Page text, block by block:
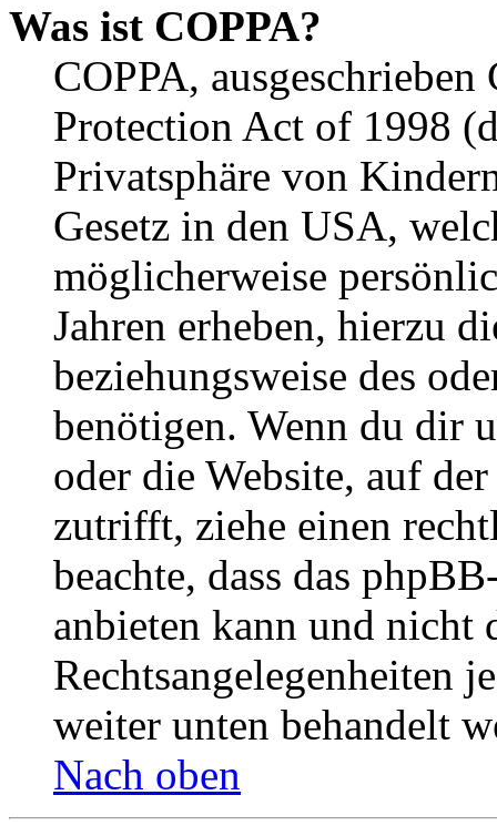
Was ist COPPA?
COPPA,
Protection Act of 1998
Privatsphäre von
Gesetz in den USA,
möglicherweise
Jahren erheben, hierzu
beziehungsweise des
benötigen. Wenn du dir
oder die Website, auf
zutrifft, ziehe einen
beachte, dass das
anbieten kann und nicht
Rechtsangelegenheiten
weiter unten behandelt
Nach oben